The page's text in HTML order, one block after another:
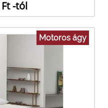
-tól
Motoros ágy